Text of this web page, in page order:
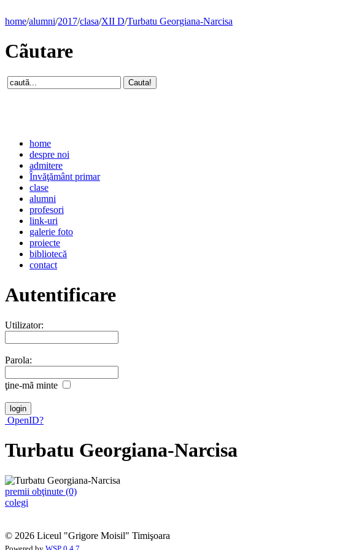
home/alumni/2017/clasa/XII D/Turbatu Georgiana-Narcisa
Cãutare
home
despre noi
admitere
Învăţământ primar
clase
alumni
profesori
link-uri
galerie foto
proiecte
bibliotecă
contact
Autentificare
Utilizator:
Parola:
ţine-mã minte
OpenID?
Turbatu Georgiana-Narcisa
premii obţinute (0)
colegi
© 2026 Liceul "Grigore Moisil" Timişoara